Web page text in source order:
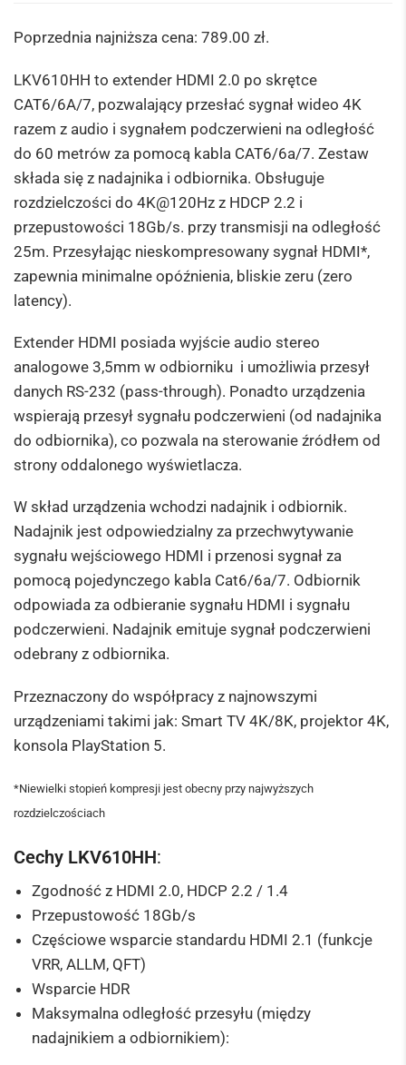
Poprzednia najniższa cena: 789.00 zł.
LKV610HH to extender HDMI 2.0 po skrętce
CAT6/6A/7, pozwalający przesłać sygnał wideo 4K
razem z audio i sygnałem podczerwieni na odległość
do 60 metrów za pomocą kabla CAT6/6a/7. Zestaw
składa się z nadajnika i odbiornika. Obsługuje
rozdzielczości do 4K@120Hz z HDCP 2.2 i
przepustowości 18Gb/s. przy transmisji na odległość
25m. Przesyłając nieskompresowany sygnał HDMI*,
zapewnia minimalne opóźnienia, bliskie zeru (zero
latency).
Extender HDMI posiada wyjście audio stereo
analogowe 3,5mm w odbiorniku i umożliwia przesył
danych RS-232 (pass-through). Ponadto urządzenia
wspierają przesył sygnału podczerwieni (od nadajnika
do odbiornika), co pozwala na sterowanie źródłem od
strony oddalonego wyświetlacza.
W skład urządzenia wchodzi nadajnik i odbiornik.
Nadajnik jest odpowiedzialny za przechwytywanie
sygnału wejściowego HDMI i przenosi sygnał za
pomocą pojedynczego kabla Cat6/6a/7. Odbiornik
odpowiada za odbieranie sygnału HDMI i sygnału
podczerwieni. Nadajnik emituje sygnał podczerwieni
odebrany z odbiornika.
Przeznaczony do współpracy z najnowszymi
urządzeniami takimi jak: Smart TV 4K/8K, projektor 4K,
konsola PlayStation 5.
*Niewielki stopień kompresji jest obecny przy najwyższych
rozdzielczościach
Cechy LKV610HH:
Zgodność z HDMI 2.0, HDCP 2.2 / 1.4
Przepustowość 18Gb/s
Częściowe wsparcie standardu HDMI 2.1 (funkcje
VRR, ALLM, QFT)
Wsparcie HDR
Maksymalna odległość przesyłu (między
nadajnikiem a odbiornikiem):